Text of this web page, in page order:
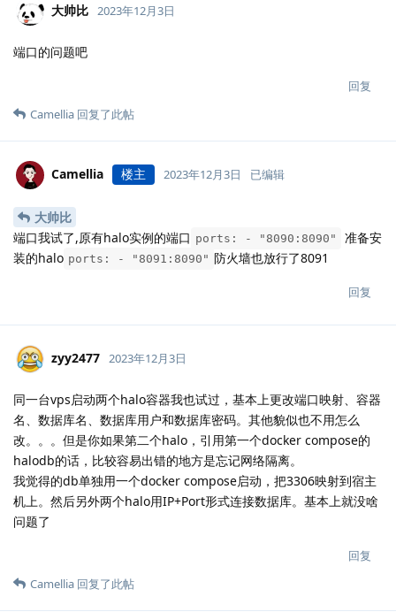
大帅比 2023年12月3日
端口的问题吧
回复
Camellia 回复了此帖
Camellia 楼主 2023年12月3日 已编辑
大帅比
端口我试了,原有halo实例的端口 ports: - "8090:8090"
准备安
装的halo ports: - "8091:8090" 防火墙也放行了8091
回复
zyy2477 2023年12月3日
同一台vps启动两个halo容器我也试过，基本上更改端口映射、容器
名、数据库名、数据库用户和数据库密码。其他貌似也不用怎么
改。。。但是你如果第二个halo，引用第一个docker compose的
halodb的话，比较容易出错的地方是忘记网络隔离。
我觉得的db单独用一个docker compose启动，把3306映射到宿主
机上。然后另外两个halo用IP+Port形式连接数据库。基本上就没啥
问题了
回复
Camellia 回复了此帖